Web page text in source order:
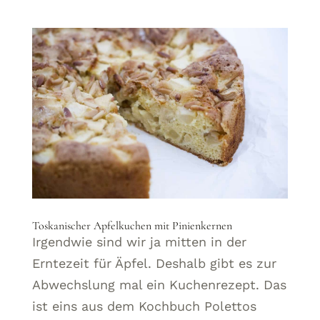
Toskanischer Apfelkuchen mit Pinienkernen
Irgendwie sind wir ja mitten in der
Erntezeit für Äpfel. Deshalb gibt es zur
Abwechslung mal ein Kuchenrezept. Das
ist eins aus dem Kochbuch Polettos